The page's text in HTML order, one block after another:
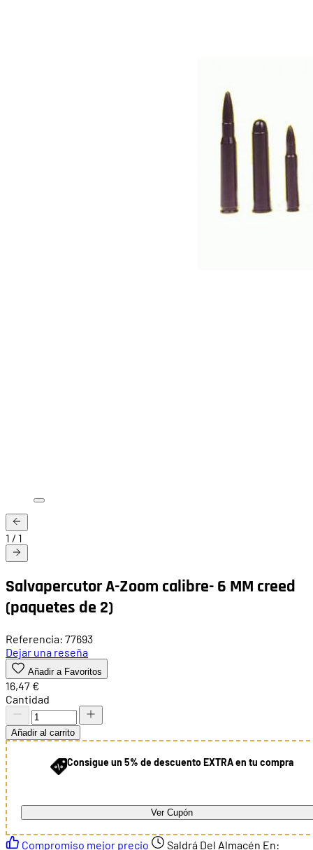
1 / 1
Salvapercutor A-Zoom calibre- 6 MM creed
(paquetes de 2)
Referencia: 77693
Dejar una reseña
Añadir a Favoritos
16,47 €
Cantidad
Añadir al carrito
Consigue un 5% de descuento EXTRA en tu compra
Ver Cupón
Compromiso mejor precio Saldrá Del Almacén En: